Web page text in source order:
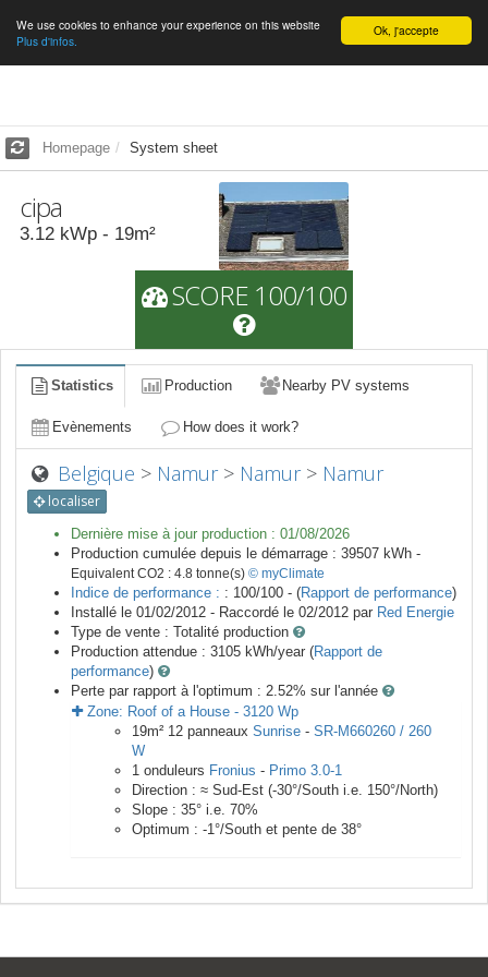
English Ok, j'accepte
We use cookies to enhance your experience on this website
Plus d'infos.
Homepage System sheet
cipa
3.12 kWp - 19m²
SCORE 100/100
Statistics Production Nearby PV systems
Evènements How does it work?
Belgique > Namur> Namur> Namur
localiser
Dernière mise à jour production : 01/08/2026
Production cumulée depuis le démarrage : 39507 kWh -
Equivalent CO2 : 4.8 tonne(s) © myClimate
Indice de performance : : 100/100 - (Rapport de performance)
Installé le 01/02/2012 - Raccordé le 02/2012 par Red Energie
Type de vente : Totalité production
Production attendue : 3105 kWh/year (Rapport de
performance)
Perte par rapport à l'optimum : 2.52% sur l'année
Zone: Roof of a House - 3120 Wp
19m² 12 panneaux Sunrise - SR-M660260 / 260
W
1 onduleurs Fronius - Primo 3.0-1
Direction : ≈ Sud-Est (-30°/South i.e. 150°/North)
Slope : 35° i.e. 70%
Optimum : -1°/South et pente de 38°